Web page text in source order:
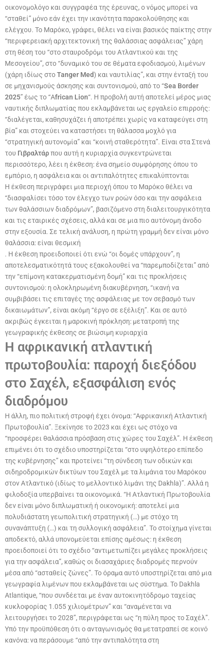
οικονομολόγο και συγγραφέα της έρευνας, ο νόμος μπορεί να
“σταθεί” μόνο εάν έχει την ικανότητα παρακολούθησης και
ελέγχου. Το Μαρόκο, γράφει, θέλει να είναι βασικός παίκτης στην
“περιφερειακή αρχιτεκτονική της θαλάσσιας ασφάλειας” χάρη
στη θέση του “στο σταυροδρόμι του Ατλαντικού και της
Μεσογείου”, στο “δυναμικό του σε θέματα εφοδιασμού, λιμένων
(χάρη ιδίως στοTanger Med) και ναυτιλίας”, και στην ένταξή του
σε μηχανισμούς άσκησης και συντονισμού, από το “Sea Border
2025” έως το “African Lion“. Η προβολή αυτή αποτελεί μέρος μιας
ναυτικής διπλωματίας που εκλαμβάνεται ως εργαλείο επιρροής:
“διαλέγεται, καθησυχάζει ή αποτρέπει χωρίς να καταφεύγει στη
βία” και στοχεύει να καταστήσει τη θάλασσα μοχλό για
“στρατηγική αυτονομία” και “κοινή σταθερότητα”. Είναι στα Στενά
του Γιβραλτάρπου αυτή η κυριαρχία συγκεντρώνεται
περισσότερο, λέει η έκθεση: ένα σημείο συμφόρησης όπου το
εμπόριο, η ασφάλεια και οι αντιπαλότητες επικαλύπτονται
Η έκθεση περιγράφει μια περιοχή όπου το Μαρόκο θέλει να
“διασφαλίσει τόσο τον έλεγχο των ροών όσο και την ασφάλεια
των θαλάσσιων διαδρόμων”, βασιζόμενο στη διαλειτουργικότητα
και τις εταιρικές σχέσεις, αλλά και σε μια πιο αυτόνομη άνοδο
στην εξουσία. Σε τελική ανάλυση, η πρώτη γραμμή δεν είναι μόνο
θαλάσσια: είναι θεσμική
. Η έκθεση προειδοποιεί ότι ενώ “οι δομές υπάρχουν”, η
αποτελεσματικότητά τους εξακολουθεί να “παρεμποδίζεται” από
την “επίμονη κατακερματισμένη δομή” και τις προκλήσεις
συντονισμού: η ολοκληρωμένη διακυβέρνηση, “ικανή να
συμβιβάσει τις επιταγές της ασφάλειας με τον σεβασμό των
δικαιωμάτων”, είναι ακόμη “έργο σε εξέλιξη”. Και σε αυτό
ακριβώς έγκειται η μαροκινή πρόκληση: μετατροπή της
γεωγραφικής έκθεσης σε βιώσιμη κυριαρχία
Η αφρικανική ατλαντική
πρωτοβουλία: παροχή διεξόδου
στο Σαχέλ, εξασφάλιση ενός
διαδρόμου
Η άλλη, πιο πολιτική στροφή έχει όνομα: “Αφρικανική Ατλαντική
Πρωτοβουλία”. Ξεκίνησε το 2023 και έχει ως στόχο να
“προσφέρει θαλάσσια πρόσβαση στις χώρες του Σαχέλ”. Η έκθεση
επιμένει ότι το σχέδιο υποστηρίζεται “στο υψηλότερο επίπεδο
της κυβέρνησης” και προτείνει “τη σύνδεση των οδικών και
σιδηροδρομικών δικτύων του Σαχέλ με τα λιμάνια του Μαρόκου
στον Ατλαντικό (ιδίως το μελλοντικό λιμάνι της Dakhla)”. Αλλά η
φιλοδοξία υπερβαίνει τα οικονομικά. “Η Ατλαντική Πρωτοβουλία
δεν είναι μόνο διπλωματική ή οικονομική: αποτελεί μια
πολυδιάστατη γεωπολιτική στρατηγική (…) με στόχο τη
συνανάπτυξη (…) και τη συλλογική ασφάλεια”. Το στοίχημα γίνεται
αποδεκτό, αλλά υπονομεύεται επίσης αμέσως: η έκθεση
προειδοποιεί ότι το σχέδιο “αντιμετωπίζει μεγάλες προκλήσεις
για την ασφάλεια”, καθώς οι διασαχάριες διαδρομές περνούν
μέσα από “ασταθείς ζώνες”. Το όραμα αυτό υποστηρίζεται από μια
γεωγραφία λιμένων που εκλαμβάνεται ως σύστημα. Το Dakhla
Atlantique, “που συνδέεται με έναν αυτοκινητόδρομο ταχείας
κυκλοφορίας 1.055 χιλιομέτρων” και “αναμένεται να
λειτουργήσει το 2028”, περιγράφεται ως “η πύλη προς το Σαχέλ”.
Υπό την προϋπόθεση ότι ο ανταγωνισμός θα μετατραπεί σε κοινό
κανόνα: να περάσουμε “από την αντιπαλότητα στη